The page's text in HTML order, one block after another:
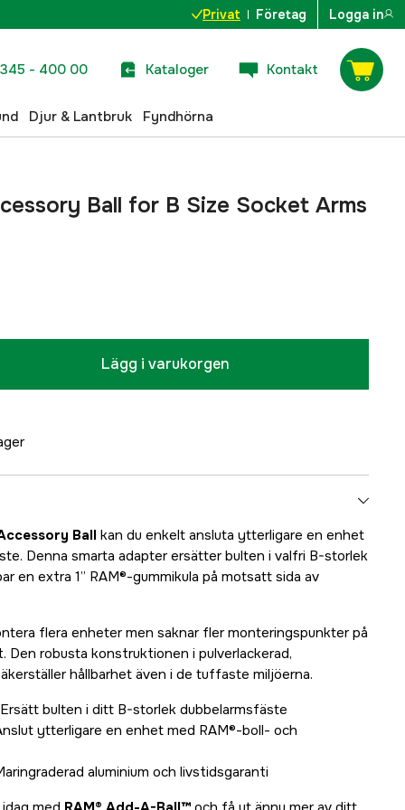
Privat Företag Logga in
- 400 00 Kataloger Kontakt
Djur & Lantbruk Fyndhörna
Ball for B Size Socket Arms
Lägg i varukorgen
Ball kan du enkelt ansluta ytterligare en enhet
Denna smarta adapter ersätter bulten i valfri B-storlek
en extra 1” RAM®-gummikula på motsatt sida av
flera enheter men saknar fler monteringspunkter på
Den robusta konstruktionen i pulverlackerad,
hållbarhet även i de tuffaste miljöerna.
bulten i ditt B-storlek dubbelarmsfäste
ytterligare en enhet med RAM®-boll- och
aluminium och livstidsgaranti